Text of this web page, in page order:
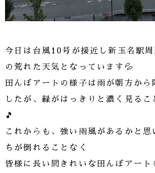
今日は台風10号が接近し新玉名駅
の荒れた天気となっています💦
田んぼアートの様子は雨が朝方から
したが、緑がはっきりと濃く見るこ
🎵
これからも、強い雨風があるかと思
ちが倒れることなく
皆様に長い間きれいな田んぼアート